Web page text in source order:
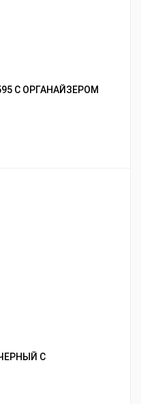
С ОРГАНАЙЗЕРОМ
С